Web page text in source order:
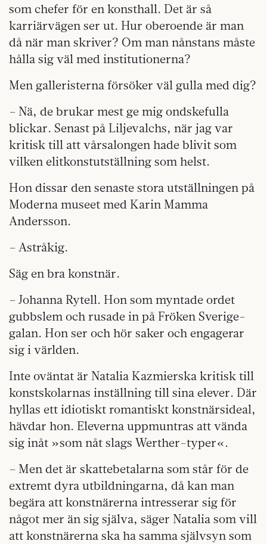
som chefer för en konsthall. Det är så
karriärvägen ser ut. Hur oberoende är man
då när man skriver? Om man nånstans måste
hålla sig väl med institutionerna?
Men galleristerna försöker väl gulla med dig?
– Nä, de brukar mest ge mig ondskefulla
blickar. Senast på Liljevalchs, när jag var
kritisk till att vårsalongen hade blivit som
vilken elitkonstutställning som helst.
Hon dissar den senaste stora utställningen på
Moderna museet med Karin Mamma
Andersson.
– Astråkig.
Säg en bra konstnär.
– Johanna Rytell. Hon som myntade ordet
gubbslem och rusade in på Fröken Sverige-
galan. Hon ser och hör saker och engagerar
sig i världen.
Inte oväntat är Natalia Kazmierska kritisk till
konstskolarnas inställning till sina elever. Där
hyllas ett idiotiskt romantiskt konstnärsideal,
hävdar hon. Eleverna uppmuntras att vända
sig inåt »som nåt slags Werther-typer«.
– Men det är skattebetalarna som står för de
extremt dyra utbildningarna, då kan man
begära att konstnärerna intresserar sig för
något mer än sig själva, säger Natalia som vill
att konstnärerna ska ha samma självsyn som